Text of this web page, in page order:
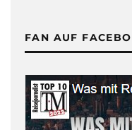
FAN AUF